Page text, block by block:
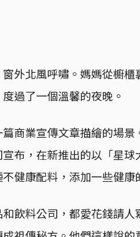
外北風呼嘯。媽媽從櫥
過了一個溫馨的夜晚。
商業宣傳文章描繪的場
布，在新推出的以「星
健康配料，添加一些健康
飲料公司，都愛花錢請